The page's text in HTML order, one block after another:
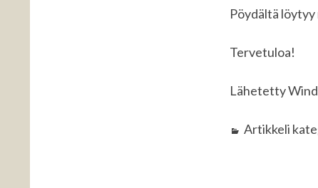
Pöydältä
Tervetuloa!
Lähetetty
Artikkeli